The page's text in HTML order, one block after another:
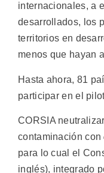
internacionales, a
desarrollados, los
territorios en
menos que hayan
Hasta ahora, 81
participar en el
CORSIA
contaminación con
para lo cual el
inglés), integrado